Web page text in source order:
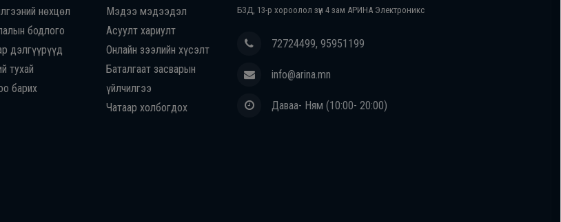
нөхцөл
бодлого
дэлгүүрүүд
тухай
барих
Мэдээ мэдээдэл
Асуулт хариулт
Онлайн зээлийн хүсэлт
Баталгаат засварын
үйлчилгээ
Чатаар холбогдох
БЗД, 13-р хороолол зүүн 4 зам АРИНА Электроникс
72724499, 95951199
info@arina.mn
Даваа- Ням (10:00- 20:00)